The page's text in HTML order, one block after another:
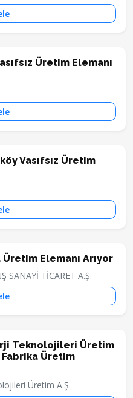
Üretim Elemanı
Vasıfsız Üretim
Elemanı Arıyor
SANAYİ TİCARET A.Ş.
Teknolojileri Üretim
Üretim
Üretim A.Ş.